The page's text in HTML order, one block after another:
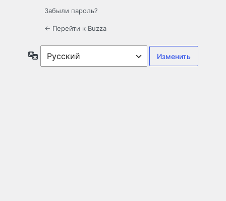
Забыли пароль?
← Перейти к Buzza
Язык